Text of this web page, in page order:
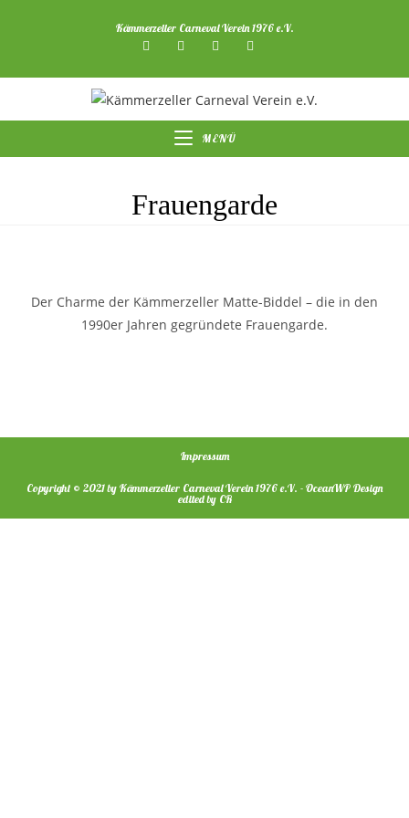
Kämmerzeller Carneval Verein 1976 e.V.
MENÜ
Frauengarde
Der Charme der Kämmerzeller Matte-Biddel – die in den
1990er Jahren gegründete Frauengarde.
Impressum
Copyright © 2021 by Kämmerzeller Carneval Verein 1976 e.V. - OceanWP Design
edited by CR